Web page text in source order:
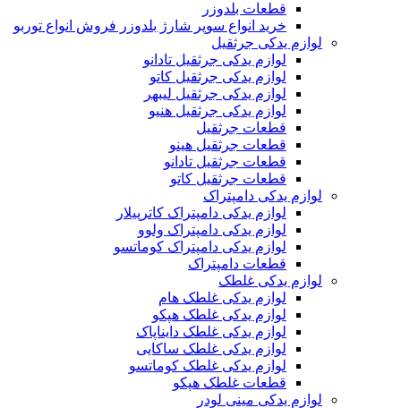
قطعات بلدوزر
خرید انواع سوپر شارژ بلدوزر فروش انواع توربو
لوازم یدکی جرثقیل
لوازم یدکی جرثقیل تادانو
لوازم یدکی جرثقیل کاتو
لوازم یدکی جرثقیل لیبهر
لوازم یدکی جرثقیل هنیو
قطعات جرثقیل
قطعات جرثقیل هینو
قطعات جرثقیل تادانو
قطعات جرثقیل کاتو
لوازم یدکی دامپتراک
لوازم یدکی دامپتراک کاترپیلار
لوازم یدکی دامپتراک ولوو
لوازم یدکی دامپتراک کوماتسو
قطعات دامپتراک
لوازم یدکی غلطک
لوازم یدکی غلطک هام
لوازم یدکی غلطک هپکو
لوازم یدکی غلطک دایناپاک
لوازم یدکی غلطک ساکایی
لوازم یدکی غلطک کوماتسو
قطعات غلطک هپکو
لوازم یدکی مینی لودر